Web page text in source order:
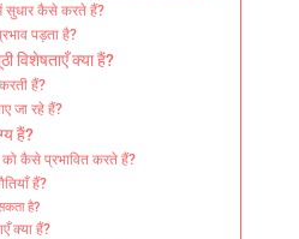
में सुधार कैसे करते हैं?
पड़ता है?
विशेषताएँ क्या हैं?
हैं?
जा रहे हैं?
हैं?
को कैसे प्रभावित करते हैं?
हैं?
है?
क्या हैं?